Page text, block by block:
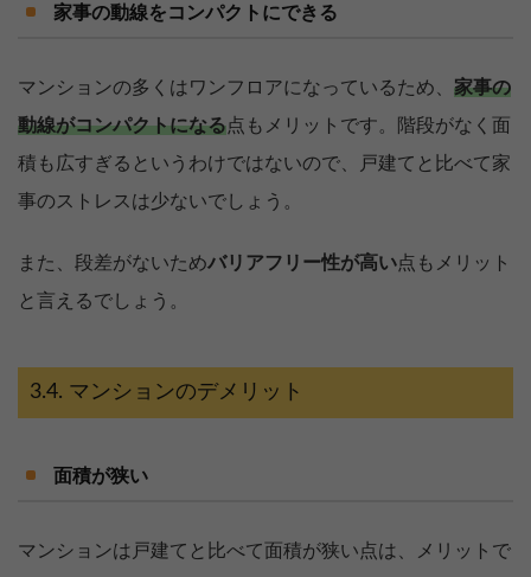
家事の動線をコンパクトにできる
マンションの多くはワンフロアになっているため、 家事の
動線がコンパクトになる点もメリットです。階段がなく面
積も広すぎるというわけではないので、戸建てと比べて家
事のストレスは少ないでしょう。
また、段差がないためバリアフリー性が高い点もメリット
と言えるでしょう。
マンションのデメリット
面積が狭い
マンションは戸建てと比べて面積が狭い点は、メリットで